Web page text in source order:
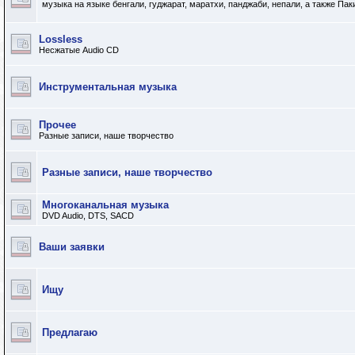
музыка на языке бенгали, гуджарат, маратхи, панджаби, непали, а также
Lossless
Несжатые Audio CD
Инструментальная музыка
Прочее
Разные записи, наше творчество
Разные записи, наше творчество
Многоканальная музыка
DVD Audio, DTS, SACD
Ваши заявки
Ищу
Предлагаю